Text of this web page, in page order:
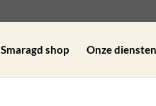
Smaragd shop Onze diensten